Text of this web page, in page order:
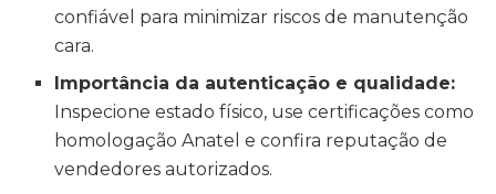
confiável para minimizar riscos de manutenção
cara.
Importância da autenticação e qualidade:
Inspecione estado físico, use certificações como
homologação Anatel e confira reputação de
vendedores autorizados.